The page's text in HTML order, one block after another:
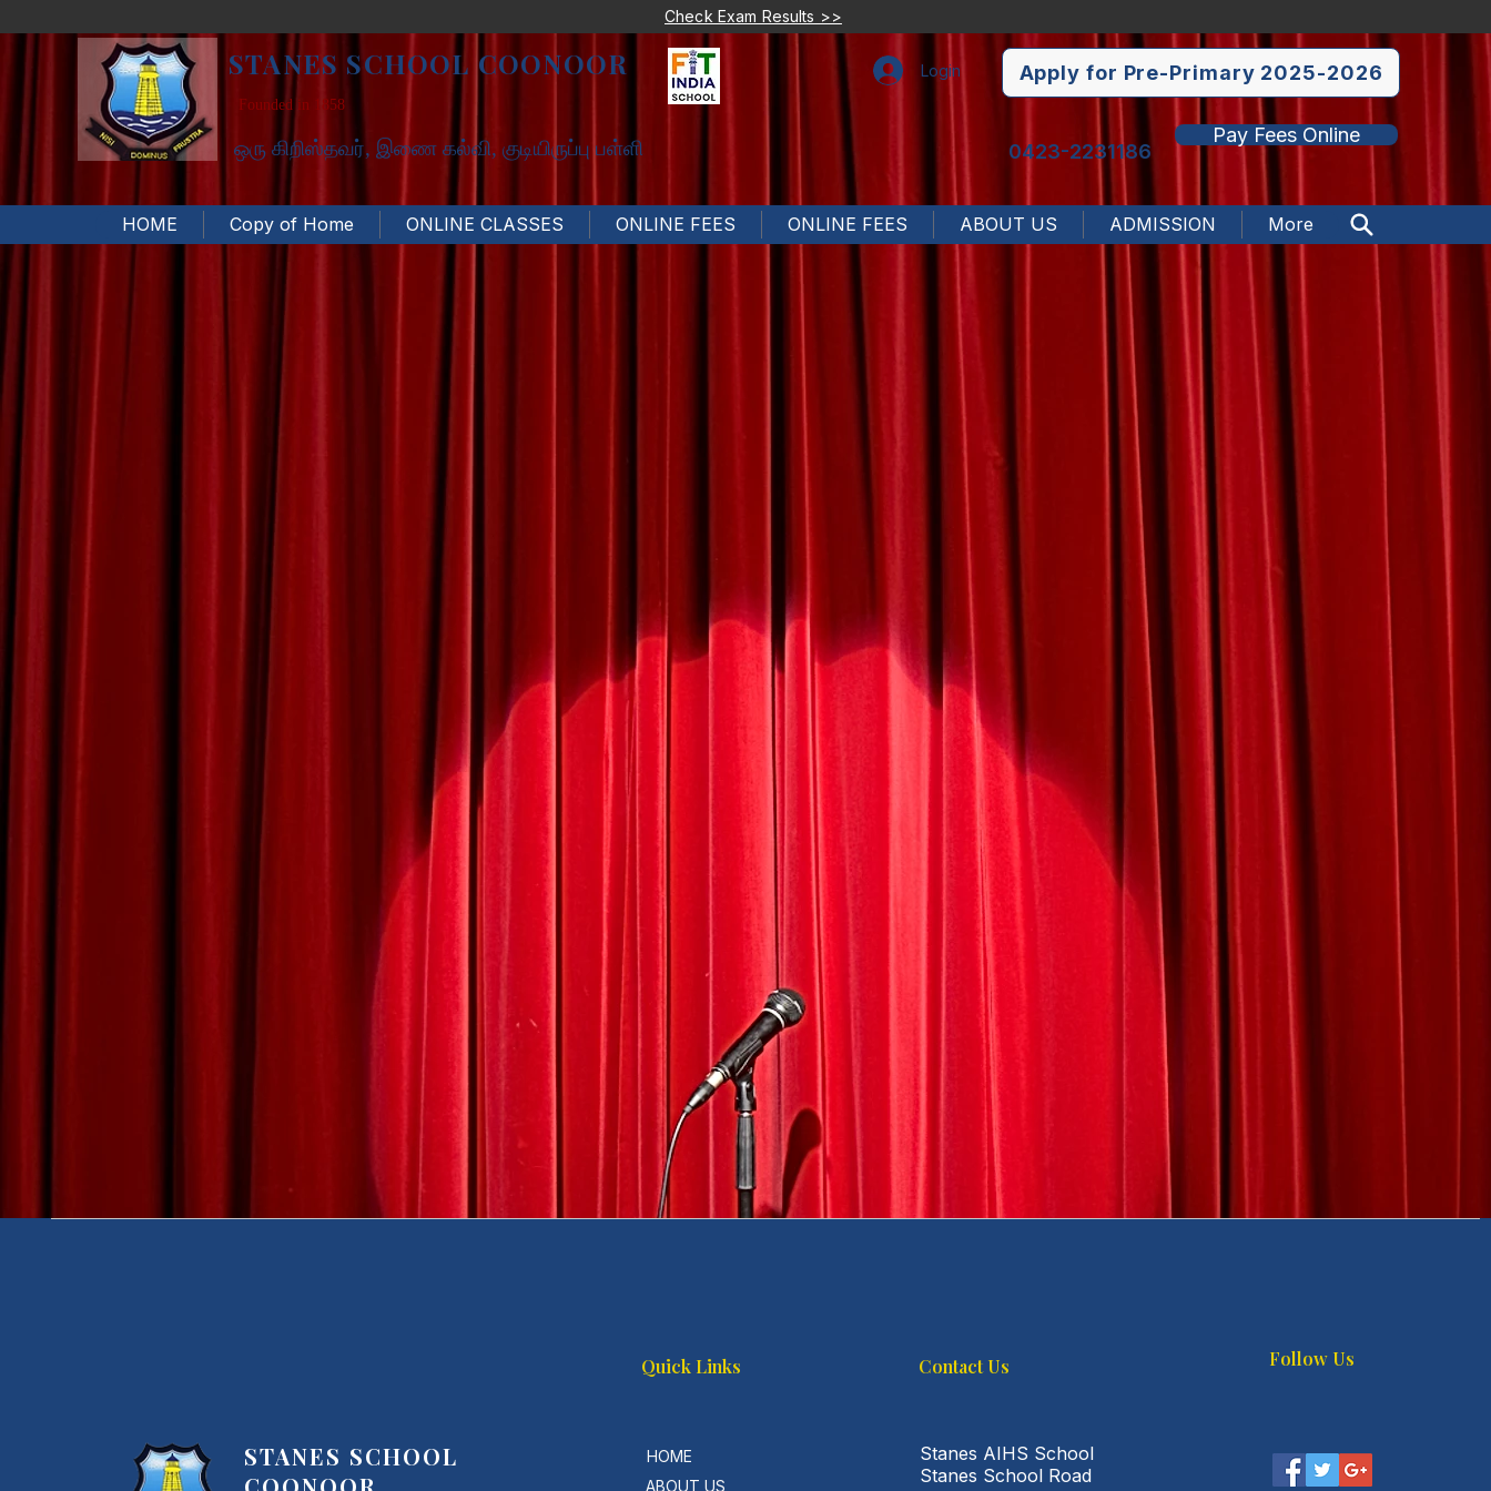
Check Exam Results >>
STANES SCHOOL COONOOR
Founded in 1858
ஒரு கிறிஸ்தவர், இணை கல்வி, குடியிருப்பு பள்ளி
Login Apply for Pre-Primary 2025-2026
0423-2231186
Pay Fees Online
HOME Copy of Home ONLINE CLASSES ONLINE FEES ONLINE FEES ABOUT US ADMISSION More
Quick Links
STANES SCHOOL
HOME
ABOUT US
Contact Us Follow Us
Stanes AIHS School
Stanes School Road